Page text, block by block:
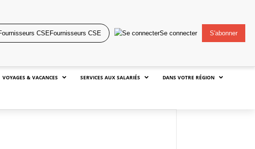
Fournisseurs CSE Se connecter S'abonner
VOYAGES & VACANCES SERVICES AUX SALARIÉS DANS VOTRE RÉGION